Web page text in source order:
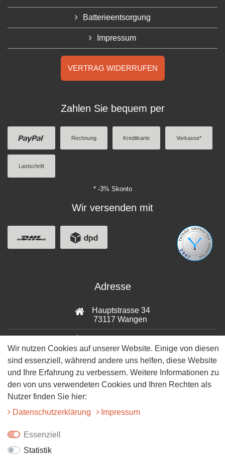
Batterieentsorgung
Impressum
VERTRAG WIDERRUFEN
Zahlen Sie bequem per
Rechnung Kreditkarte Vorkasse*
Lastschrift
* -3% Skonto
Wir versenden mit
Adresse
Hauptstrasse 34
73117 Wangen
info@tiervitalshop.de
Folgt uns auf Facebook
Folgt uns auf Instagram
Wir nutzen Cookies auf unserer Website. Einige von diesen
sind essenziell, während andere uns helfen, diese Website
und Ihre Erfahrung zu verbessern. Weitere Informationen zu
den von uns verwendeten Cookies und Ihren Rechten als
Nutzer finden Sie hier:
Daten­schutz­erklärung
Impressum
Essenziell
Statistik